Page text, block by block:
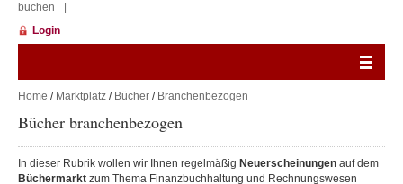
buchen
Login
Home / Marktplatz / Bücher / Branchenbezogen
Bücher branchenbezogen
In dieser Rubrik wollen wir Ihnen regelmäßig Neuerscheinungen auf dem
Büchermarkt zum Thema Finanzbuchhaltung und Rechnungswesen